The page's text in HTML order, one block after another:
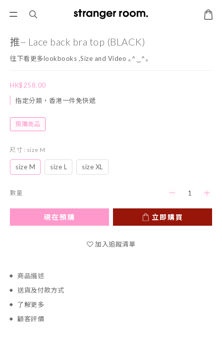
推~ Lace back bra top (BLACK)
往下看更多lookbooks ,Size and Video ｡^‿^｡
HK$258.00
指定分類，香港一件免快遞
預購商品
尺寸 : size M
size M size L size XL
數量
現在預購 立即購買
加入追蹤清單
商品描述
送貨及付款方式
了解更多
顧客評價